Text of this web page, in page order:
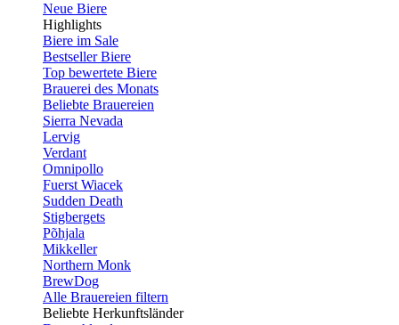
Neue Biere
Highlights
Biere im Sale
Bestseller Biere
Top bewertete Biere
Brauerei des Monats
Beliebte Brauereien
Sierra Nevada
Lervig
Verdant
Omnipollo
Fuerst Wiacek
Sudden Death
Stigbergets
Põhjala
Mikkeller
Northern Monk
BrewDog
Alle Brauereien filtern
Beliebte Herkunftsländer